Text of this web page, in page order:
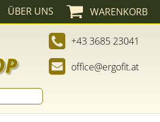
WARENKORB
ÜBER UNS
+43 3685 23041
office@ergofit.at